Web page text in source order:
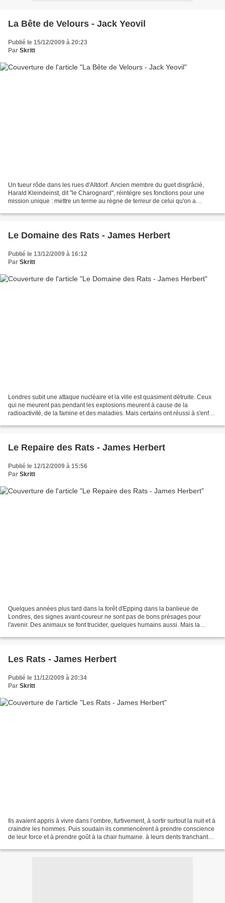
La Bête de Velours - Jack Yeovil
Publié le 15/12/2009 à 20:23
Par Skritt
Un tueur rôde dans les rues d'Altdorf. Ancien membre du guet disgrâcié,
Harald Kleindeinst, dit "le Charognard", réintègre ses fonctions pour une
mission unique : mettre un terme au règne de terreur de celui qu'on a
Le Domaine des Rats - James Herbert
Publié le 13/12/2009 à 16:12
Par Skritt
Londres subit une attaque nucléaire et la ville est quasiment détruite. Ceux
qui ne meurent pas pendant les explosions meurent à cause de la
radioactivité, de la famine et des maladies. Mais certains ont réussi à s'enfuir
Le Repaire des Rats - James Herbert
Publié le 12/12/2009 à 15:56
Par Skritt
Quelques années plus tard dans la forêt d'Epping dans la banlieue de
Londres, des signes avant-coureur ne sont pas de bons présages pour
l'avenir. Des animaux se font trucider, quelques humains aussi. Mais la
Les Rats - James Herbert
Publié le 11/12/2009 à 20:34
Par Skritt
Ils avaient appris à vivre dans l’ombre, furtivement, à sortir surtout la nuit et à
craindre les hommes. Puis soudain ils commencèrent à prendre conscience
de leur force et à prendre goût à la chair humaine. à leurs dents tranchantes